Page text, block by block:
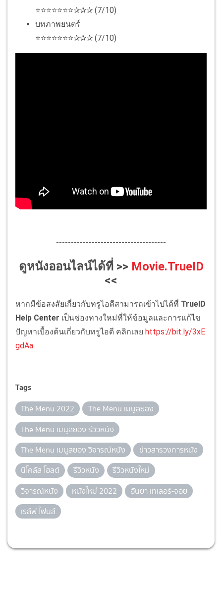
⭐⭐⭐⭐⭐⭐⭐✰✰✰ (7/10)
บทภาพยนตร์
⭐⭐⭐⭐⭐⭐⭐✰✰✰ (7/10)
-------------------------------------
ดูหนังออนไลน์ได้ที่ >> Movie.TrueID
<<
หากมีข้อสงสัยเกี่ยวกับทรูไอดีสามารถเข้าไปได้ที่ TrueID
Help Center เป็นช่องทางใหม่ที่ให้ข้อมูลและการแก้ไข
ปัญหาเบื้องต้นเกี่ยวกับทรูไอดี คลิกเลย https://bit.ly/3xE
gdAa
Tags
The Menu 2022
The Menu เมนูสยอง
The Menu เมนูสยอง รีวิวหนัง
The Menu เมนูสยอง วิจารณ์หนัง
ข่าวสารวงการหนัง
นิโคลัส โฮลต์
รีวิวหนัง
รีวิวหนังใหม่
วิจารณ์หนัง
หนังใหม่ 2022
อันยา เทเลอร์-จอย
เรล์ฟ ไฟนส์